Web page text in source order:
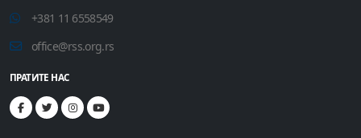
+381 11 6558549
office@rss.org.rs
ПРАТИТЕ НАС